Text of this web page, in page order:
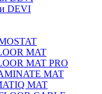
DEVI
MAT
MAT PRO
MAT
MAT